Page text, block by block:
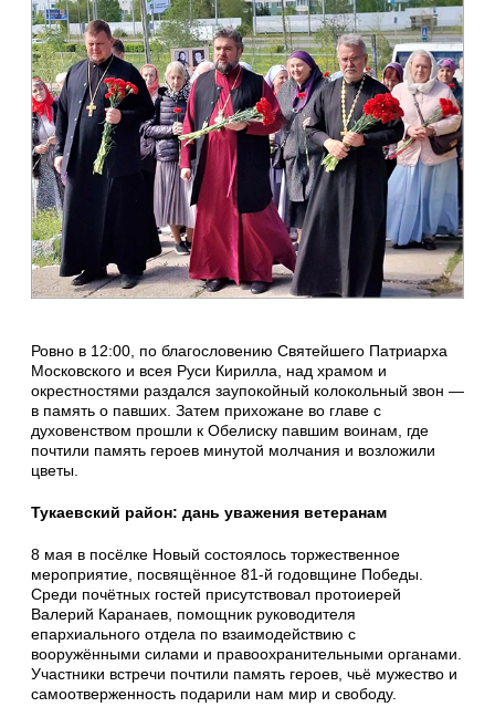
Ровно в 12:00, по благословению Святейшего Патриарха
Московского и всея Руси Кирилла, над храмом и
окрестностями раздался заупокойный колокольный звон —
в память о павших. Затем прихожане во главе с
духовенством прошли к Обелиску павшим воинам, где
почтили память героев минутой молчания и возложили
цветы.
Тукаевский район: дань уважения ветеранам
8 мая в посёлке Новый состоялось торжественное
мероприятие, посвящённое 81‑й годовщине Победы.
Среди почётных гостей присутствовал протоиерей
Валерий Каранаев, помощник руководителя
епархиального отдела по взаимодействию с
вооружёнными силами и правоохранительными органами.
Участники встречи почтили память героев, чьё мужество и
самоотверженность подарили нам мир и свободу.